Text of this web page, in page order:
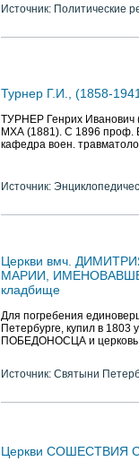
Источник: Политические
Турнер Г.И., (1858-
ТУРНЕР Генрих Иванович
МХА (1881). С 1896 проф.
кафедра воен.
Источник:
Церкви вмч.
МАРИИ,
кладбище
Для погребения
Петербурге, купил в 1803
ПОБЕДОНОСЦА и церковь
Источник: Святыни
Церкви СОШЕСТВИЯ